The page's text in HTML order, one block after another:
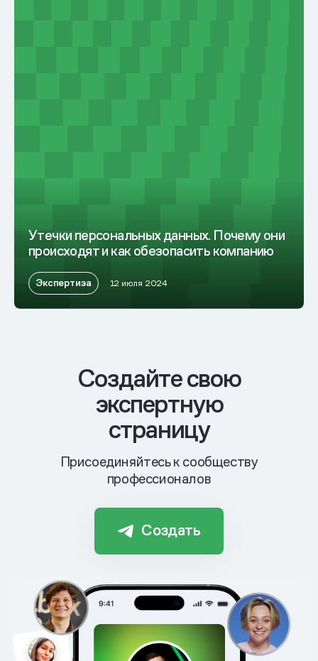
Утечки персональных данных. Почему они
происходят и как обезопасить компанию
Экспертиза 12 июля 2024
Cоздайте свою
экспертную
страницу
Присоединяйтесь к сообществу
профессионалов
Создать